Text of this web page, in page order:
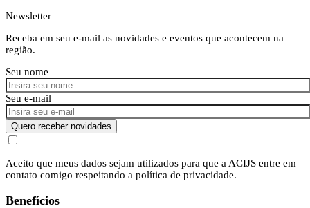
Newsletter
Receba em seu e-mail as novidades e eventos que acontecem na
região.
Seu nome
Seu e-mail
Quero receber novidades
Aceito que meus dados sejam utilizados para que a ACIJS entre em
contato comigo respeitando a política de privacidade.
Benefícios